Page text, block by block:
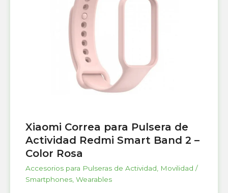
Xiaomi Correa para Pulsera de
Actividad Redmi Smart Band 2 –
Color Rosa
Accesorios para Pulseras de Actividad, Movilidad /
Smartphones, Wearables